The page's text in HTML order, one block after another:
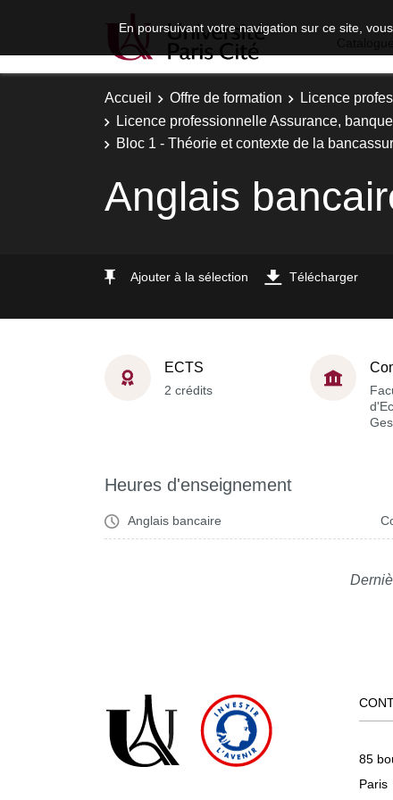
En poursuivant votre navigation sur ce site,
Accueil Offre de formation Licence
Licence professionnelle Assurance,
Bloc 1 - Théorie et contexte de la
Anglais
Ajouter à la sélection Télécharger
ECTS
2 crédits
Heures d'enseignement
Anglais bancaire
85
Paris